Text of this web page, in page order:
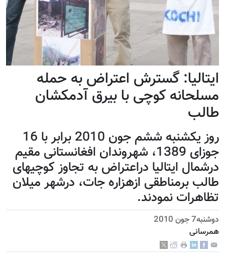
ایتالیا: گسترش اعتراض به حمله
مسلحانه کوچی با بیرق آدمکشان
طالب
روز یکشنبه ششم جون 2010 برابر با 16
جوزای 1389، شهروندان افغانستانی مقیم
درشمال ایتالیا دراعتراض به تجاوز کوچیهای
طالب برمناطقی ازهزاره جات، درشهر میلان
تظاهرات نمودند.
دوشنبه7 جون 2010
همرسانی